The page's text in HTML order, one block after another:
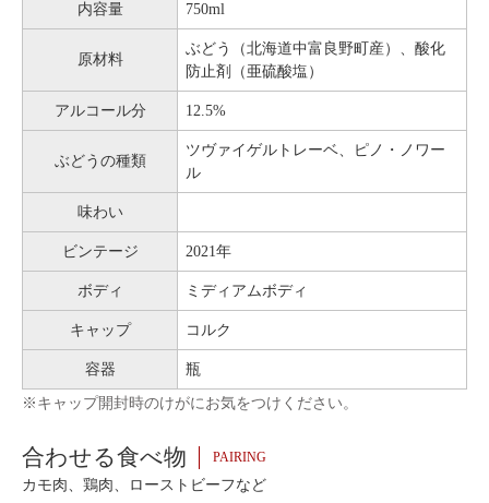
内容量 750ml
原材料
ぶどう（北海道中富良野町産）、酸化
防止剤（亜硫酸塩）
アルコール分 12.5%
ぶどうの種類
ツヴァイゲルトレーベ、ピノ・ノワー
ル
味わい
ビンテージ 2021年
ボディ ミディアムボディ
キャップ コルク
容器 瓶
※キャップ開封時のけがにお気をつけください。
合わせる食べ物 PAIRING
カモ肉、鶏肉、ローストビーフなど